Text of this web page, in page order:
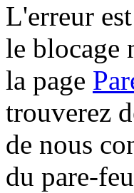
L'erreur
le blocage
la page
trouverez
de nous
du pare-